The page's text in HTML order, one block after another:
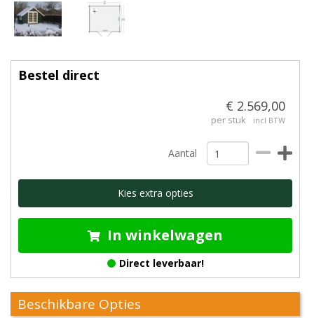
Bestel direct
€ 2.569,00
per stuk incl BTW
Aantal
Kies extra opties
In winkelwagen
Direct leverbaar!
Beschikbare Opties